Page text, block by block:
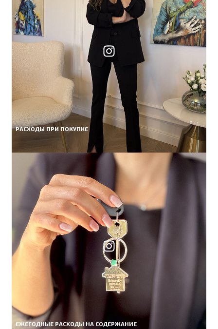
РАСХОДЫ ПРИ ПОКУПКЕ
ЕЖЕГОДНЫЕ РАСХОДЫ НА СОДЕРЖАНИЕ